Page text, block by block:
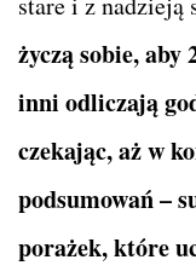
życzą sobie, aby
inni odliczają
czekając, aż w
podsumowań –
porażek, które